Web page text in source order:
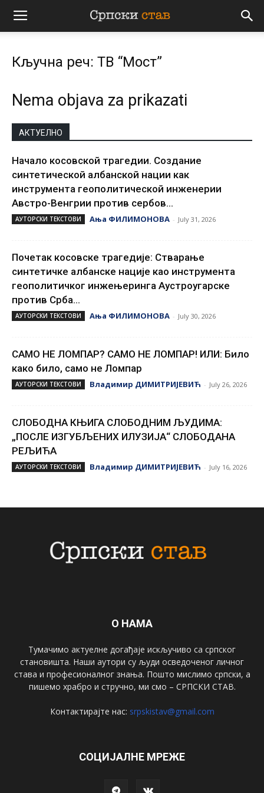
Српски
ставКључна реч: ТВ “Мост”
Nema objava za prikazati
АКТУЕЛНО
Начало косовской трагедии. Создание
синтетической албанской нации как
инструмента геополитической инженерии
Австро-Венгрии против сербов...
АУТОРСКИ ТЕКСТОВИ Ања ФИЛИМОНОВА - July 31, 2026
Почетак косовске трагедије: Стварање
синтетичке албанске нације као инструмента
геополитичког инжењеринга Аустроугарске
против Срба...
АУТОРСКИ ТЕКСТОВИ Ања ФИЛИМОНОВА - July 30, 2026
САМО НЕ ЛОМПАР? САМО НЕ ЛОМПАР! ИЛИ: Било
како било, само не Ломпар
АУТОРСКИ ТЕКСТОВИ Владимир ДИМИТРИЈЕВИЋ - July 26, 2026
СЛОБОДНА КЊИГА СЛОБОДНИМ ЉУДИМА:
„ПОСЛЕ ИЗГУБЉЕНИХ ИЛУЗИЈА“ СЛОБОДАНА
РЕЉИЋА
АУТОРСКИ ТЕКСТОВИ Владимир ДИМИТРИЈЕВИЋ - July 16, 2026
О НАМА
Тумачимо актуелне догађаје искључиво са српског
становишта. Наши аутори су људи осведоченог личног
става и професионалног знања. Пошто мислимо српски, а
пишемо храбро и стручно, ми смо – СРПСКИ СТАВ.
Контактирајте нас: srpskistav@gmail.com
СОЦИЈАЛНЕ МРЕЖЕ